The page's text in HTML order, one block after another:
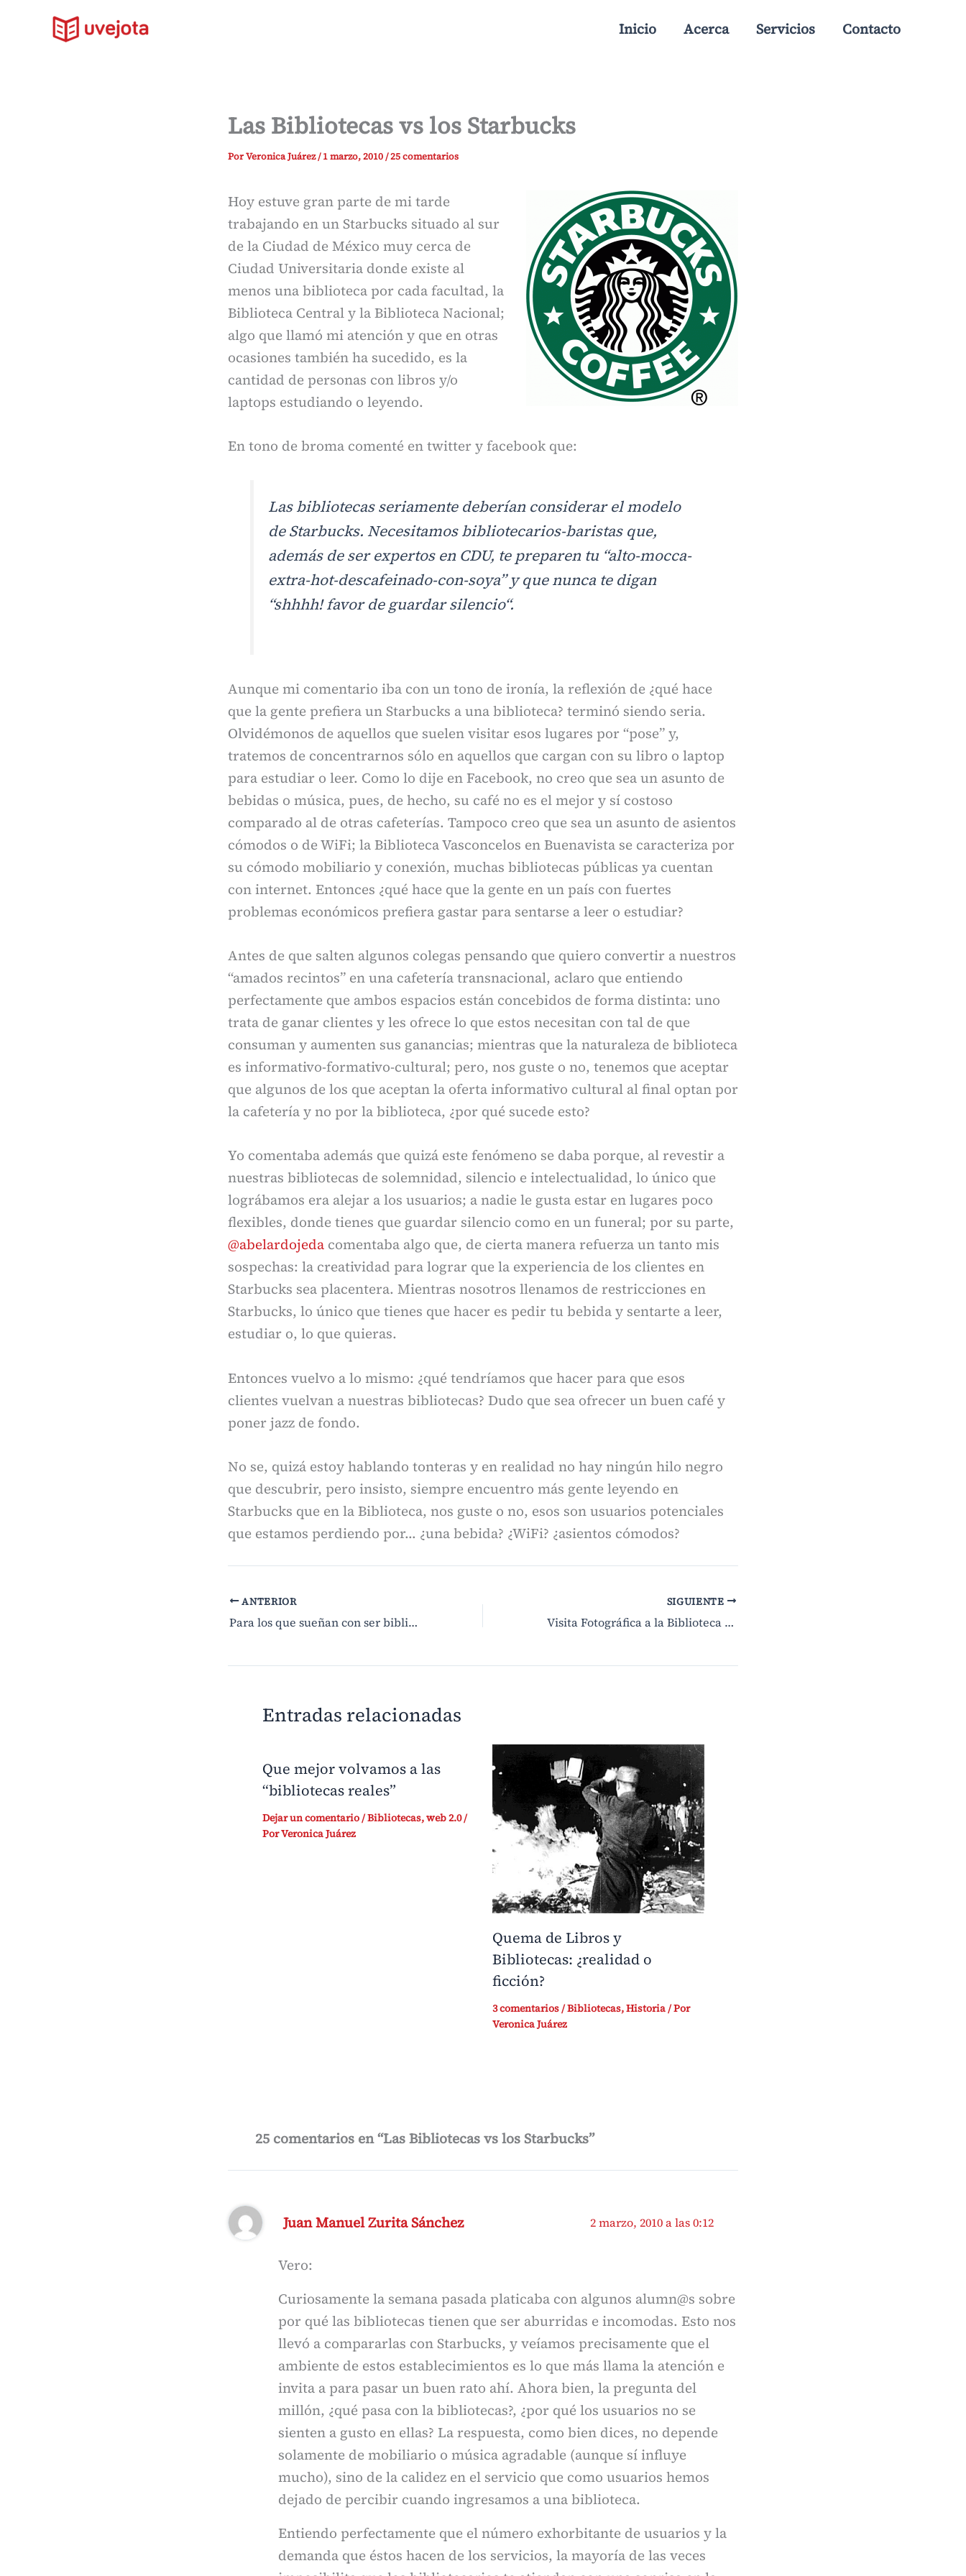
Inicio Acerca Servicios Contacto
Las Bibliotecas vs los Starbucks
PorVeronica Juárez/1 marzo, 2010/25 comentarios
Hoy estuve gran parte de mi tarde
trabajando en un Starbucks situado al sur
de la Ciudad de México muy cerca de
Ciudad Universitaria donde existe al
menos una biblioteca por cada facultad, la
Biblioteca Central y la Biblioteca Nacional;
algo que llamó mi atención y que en otras
ocasiones también ha sucedido, es la
cantidad de personas con libros y/o
laptops estudiando o leyendo.
En tono de broma comenté en twitter y facebook que:
Las bibliotecas seriamente deberían considerar el modelo
de Starbucks. Necesitamos bibliotecarios-baristas que,
además de ser expertos en CDU, te preparen tu “alto-mocca-
extra-hot-descafeinado-con-soya” y que nunca te digan
“shhhh! favor de guardar silencio“.
Aunque mi comentario iba con un tono de ironía, la reflexión de ¿qué hace
que la gente prefiera un Starbucks a una biblioteca? terminó siendo seria.
Olvidémonos de aquellos que suelen visitar esos lugares por “pose” y,
tratemos de concentrarnos sólo en aquellos que cargan con su libro o laptop
para estudiar o leer. Como lo dije en Facebook, no creo que sea un asunto de
bebidas o música, pues, de hecho, su café no es el mejor y sí costoso
comparado al de otras cafeterías. Tampoco creo que sea un asunto de asientos
cómodos o de WiFi; la Biblioteca Vasconcelos en Buenavista se caracteriza por
su cómodo mobiliario y conexión, muchas bibliotecas públicas ya cuentan
con internet. Entonces ¿qué hace que la gente en un país con fuertes
problemas económicos prefiera gastar para sentarse a leer o estudiar?
Antes de que salten algunos colegas pensando que quiero convertir a nuestros
“amados recintos” en una cafetería transnacional, aclaro que entiendo
perfectamente que ambos espacios están concebidos de forma distinta: uno
trata de ganar clientes y les ofrece lo que estos necesitan con tal de que
consuman y aumenten sus ganancias; mientras que la naturaleza de biblioteca
es informativo-formativo-cultural; pero, nos guste o no, tenemos que aceptar
que algunos de los que aceptan la oferta informativo cultural al final optan por
la cafetería y no por la biblioteca, ¿por qué sucede esto?
Yo comentaba además que quizá este fenómeno se daba porque, al revestir a
nuestras bibliotecas de solemnidad, silencio e intelectualidad, lo único que
lográbamos era alejar a los usuarios; a nadie le gusta estar en lugares poco
flexibles, donde tienes que guardar silencio como en un funeral; por su parte,
@abelardojeda comentaba algo que, de cierta manera refuerza un tanto mis
sospechas: la creatividad para lograr que la experiencia de los clientes en
Starbucks sea placentera. Mientras nosotros llenamos de restricciones en
Starbucks, lo único que tienes que hacer es pedir tu bebida y sentarte a leer,
estudiar o, lo que quieras.
Entonces vuelvo a lo mismo: ¿qué tendríamos que hacer para que esos
clientes vuelvan a nuestras bibliotecas? Dudo que sea ofrecer un buen café y
poner jazz de fondo.
No se, quizá estoy hablando tonteras y en realidad no hay ningún hilo negro
que descubrir, pero insisto, siempre encuentro más gente leyendo en
Starbucks que en la Biblioteca, nos guste o no, esos son usuarios potenciales
que estamos perdiendo por… ¿una bebida? ¿WiFi? ¿asientos cómodos?
ANTERIOR
Para los que sueñan con ser bibliotecarios :)
SIGUIENTE
Visita Fotográfica a la Biblioteca Nacional de México
Entradas relacionadas
Que mejor volvamos a las
“bibliotecas reales”
Dejar un comentario/Bibliotecas,web 2.0/
PorVeronica Juárez
Quema de Libros y
Bibliotecas: ¿realidad o
ficción?
3 comentarios/Bibliotecas,Historia/ Por
Veronica Juárez
25 comentarios en “Las Bibliotecas vs los Starbucks”
Juan Manuel Zurita Sánchez 2 marzo, 2010 a las 0:12
Vero:
Curiosamente la semana pasada platicaba con algunos alumn@s sobre
por qué las bibliotecas tienen que ser aburridas e incomodas. Esto nos
llevó a compararlas con Starbucks, y veíamos precisamente que el
ambiente de estos establecimientos es lo que más llama la atención e
invita a para pasar un buen rato ahí. Ahora bien, la pregunta del
millón, ¿qué pasa con la bibliotecas?, ¿por qué los usuarios no se
sienten a gusto en ellas? La respuesta, como bien dices, no depende
solamente de mobiliario o música agradable (aunque sí influye
mucho), sino de la calidez en el servicio que como usuarios hemos
dejado de percibir cuando ingresamos a una biblioteca.
Entiendo perfectamente que el número exhorbitante de usuarios y la
demanda que éstos hacen de los servicios, la mayoría de las veces